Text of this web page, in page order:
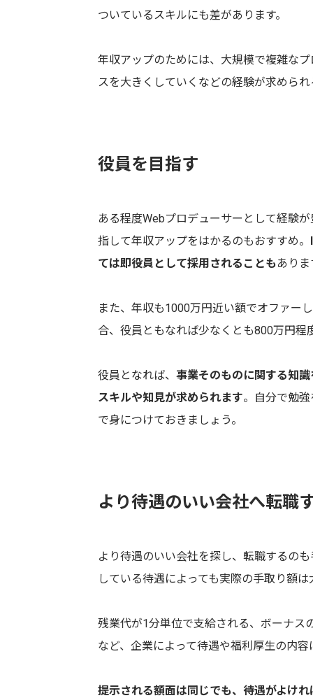
ついているスキルにも差があります。
年収アップのためには、大規模で複雑な
スを大きくしていくなどの経験が求めら
役員を目指す
ある程度Webプロデューサーとして経験
指して年収アップをはかるのもおすすめ。
ては即役員として採用されることも ありま
また、年収も1000万円近い額でオファー
合、役員ともなれば少なくとも800万円
役員となれば、 事業そのものに関する知
スキルや知見が求められます。自分で勉
で身につけておきましょう。
より待遇のいい会社へ転職
より待遇のいい会社を探し、転職するの
している待遇によっても実際の手取り額
残業代が1分単位で支給される、ボーナス
など、企業によって待遇や福利厚生の内容
提示される額面は同じでも、待遇がよけ